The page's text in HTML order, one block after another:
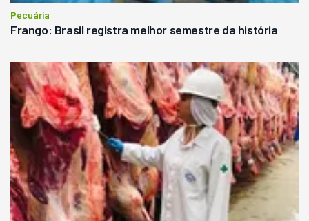
Pecuária
Frango: Brasil registra melhor semestre da história